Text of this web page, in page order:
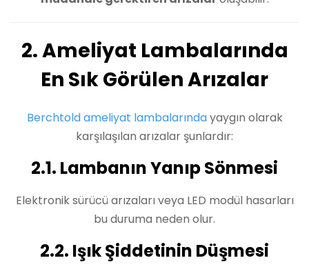
2. Ameliyat Lambalarında
En Sık Görülen Arızalar
Berchtold ameliyat lambalarındayaygın olarak
karşılaşılan arızalar şunlardır:
2.1. Lambanın Yanıp Sönmesi
Elektronik sürücü arızaları veya LED modül hasarları
bu duruma neden olur.
2.2. Işık Şiddetinin Düşmesi